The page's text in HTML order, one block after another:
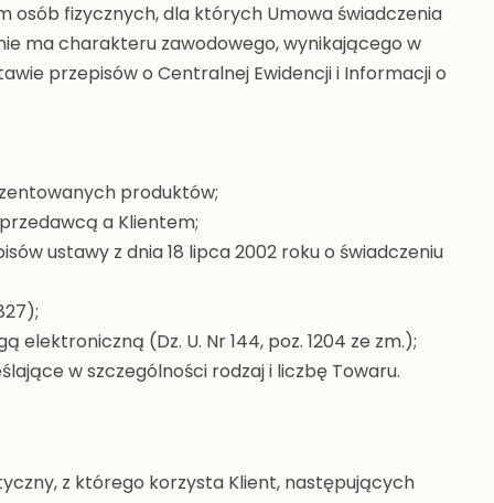
osób fizycznych, dla których Umowa świadczenia
ma charakteru zawodowego, wynikającego w
przepisów o Centralnej Ewidencji i Informacji o
produktów;
a Klientem;
ustawy z dnia 18 lipca 2002 roku o świadczeniu
elektroniczną (Dz. U. Nr 144, poz. 1204 ze zm.);
w szczególności rodzaj i liczbę Towaru.
z którego korzysta Klient, następujących